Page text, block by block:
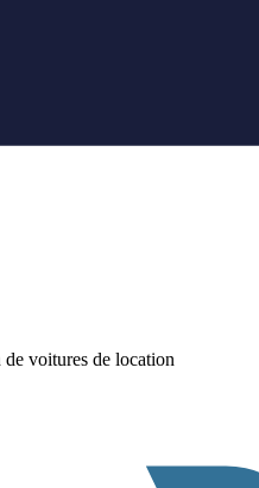
voitures de location